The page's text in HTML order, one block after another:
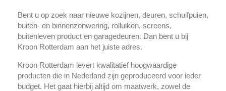
Bent u op zoek naar nieuwe kozijnen, deuren, schuifpuien,
buiten- en binnenzonwering, rolluiken, screens,
buitenleven product en garagedeuren. Dan bent u bij
Kroon Rotterdam aan het juiste adres.
Kroon Rotterdam levert kwalitatief hoogwaardige
producten die in Nederland zijn geproduceerd voor ieder
budget. Het gaat hierbij altijd om maatwerk, zowel de